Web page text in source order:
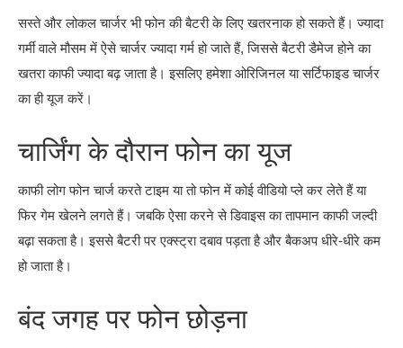
सस्ते और लोकल चार्जर भी फोन की बैटरी के लिए खतरनाक हो सकते हैं। ज्यादा
गर्मी वाले मौसम में ऐसे चार्जर ज्यादा गर्म हो जाते हैं, जिससे बैटरी डैमेज होने का
खतरा काफी ज्यादा बढ़ जाता है। इसलिए हमेशा ओरिजिनल या सर्टिफाइड चार्जर
का ही यूज करें।
चार्जिंग के दौरान फोन का यूज
काफी लोग फोन चार्ज करते टाइम या तो फोन में कोई वीडियो प्ले कर लेते हैं या
फिर गेम खेलने लगते हैं। जबकि ऐसा करने से डिवाइस का तापमान काफी जल्दी
बढ़ा सकता है। इससे बैटरी पर एक्स्ट्रा दबाव पड़ता है और बैकअप धीरे-धीरे कम
हो जाता है।
बंद जगह पर फोन छोड़ना